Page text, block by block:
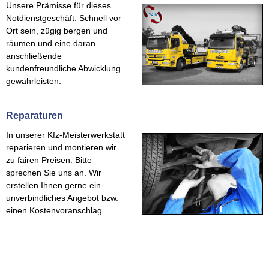
Unsere Prämisse für dieses
Notdienstgeschäft: Schnell vor
Ort sein, zügig bergen und
räumen und eine daran
anschließende
kundenfreundliche Abwicklung
gewährleisten.
Reparaturen
In unserer Kfz-Meisterwerkstatt
reparieren und montieren wir
zu fairen Preisen. Bitte
sprechen Sie uns an. Wir
erstellen Ihnen gerne ein
unverbindliches Angebot bzw.
einen Kostenvoranschlag.